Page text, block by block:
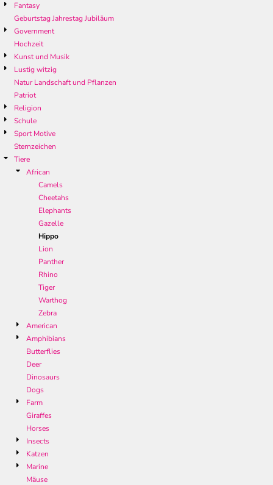
Fantasy
Geburtstag Jahrestag Jubiläum
Government
Hochzeit
Kunst und Musik
Lustig witzig
Natur Landschaft und Pflanzen
Patriot
Religion
Schule
Sport Motive
Sternzeichen
Tiere
African
Camels
Cheetahs
Elephants
Gazelle
Hippo
Lion
Panther
Rhino
Tiger
Warthog
Zebra
American
Amphibians
Butterflies
Deer
Dinosaurs
Dogs
Farm
Giraffes
Horses
Insects
Katzen
Marine
Mäuse